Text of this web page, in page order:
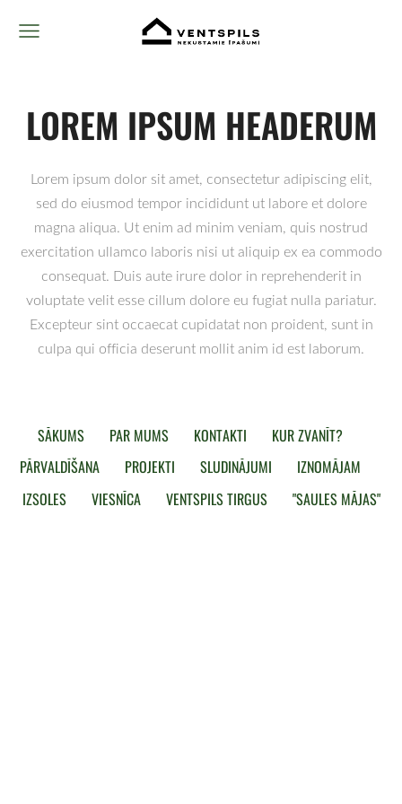
LOREM IPSUM HEADERUM
Lorem ipsum dolor sit amet, consectetur adipiscing elit,
sed do eiusmod tempor incididunt ut labore et dolore
magna aliqua. Ut enim ad minim veniam, quis nostrud
exercitation ullamco laboris nisi ut aliquip ex ea commodo
consequat. Duis aute irure dolor in reprehenderit in
voluptate velit esse cillum dolore eu fugiat nulla pariatur.
Excepteur sint occaecat cupidatat non proident, sunt in
culpa qui officia deserunt mollit anim id est laborum.
SĀKUMS PAR MUMS KONTAKTI
KUR ZVANĪT?
PĀRVALDĪŠANA
PROJEKTI SLUDINĀJUMI
IZNOMĀJAM
IZSOLES
VIESNĪCA VENTSPILS TIRGUS "SAULES MĀJAS"